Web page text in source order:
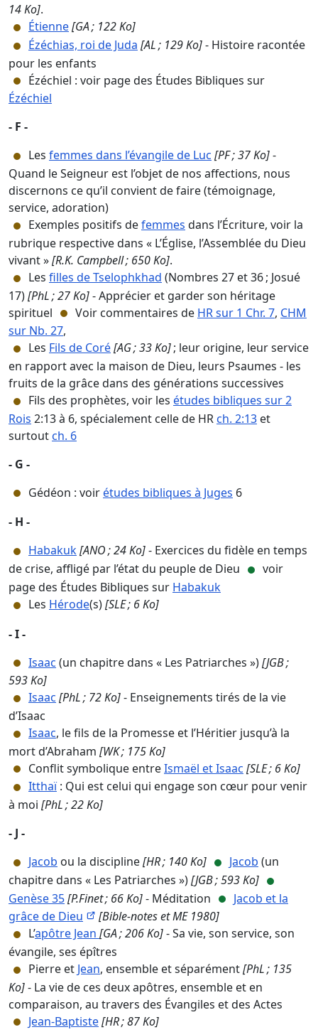
14 Ko].
Étienne[GA ; 122 Ko]
Ézéchias, roi de Juda [AL ; 129 Ko]- Histoire racontée
pour les enfants
Ézéchiel : voir page des Études Bibliques sur
Ézéchiel
- F -
Les femmes dans l’évangile de Luc [PF ; 37 Ko]-
Quand le Seigneur est l’objet de nos affections, nous
discernons ce qu’il convient de faire (témoignage,
service, adoration)
Exemples positifs defemmes dans l’Écriture, voir la
rubrique respective dans « L’Église, l’Assemblée du Dieu
vivant »[R.K. Campbell ; 650 Ko].
Les filles de Tselophkhad (Nombres 27 et 36 ; Josué
17)[PhL ; 27 Ko]- Apprécier et garder son héritage
spirituel
Voir commentaires de HR sur 1 Chr. 7, CHM
sur Nb. 27,
Les Fils de Coré[AG ; 33 Ko]; leur origine, leur service
en rapport avec la maison de Dieu, leurs Psaumes - les
fruits de la grâce dans des générations successives
Fils des prophètes, voir les études bibliques sur 2
Rois 2:13 à 6, spécialement celle de HRch. 2:13 et
surtoutch. 6
- G -
Gédéon : voirétudes bibliques à Juges 6
- H -
Habakuk[ANO ; 24 Ko]- Exercices du fidèle en temps
de crise, affligé par l’état du peuple de Dieu
voir
page des Études Bibliques sur Habakuk
Les Hérode(s)[SLE ; 6 Ko]
- I -
Isaac (un chapitre dans « Les Patriarches »)[JGB ;
593 Ko]
Isaac [PhL ; 72 Ko]- Enseignements tirés de la vie
d’Isaac
Isaac, le fils de la Promesse et l’Héritier jusqu’à la
mort d’Abraham [WK ; 175 Ko]
Conflit symbolique entreIsmaël et Isaac [SLE ; 6 Ko]
Itthaï: Qui est celui qui engage son cœur pour venir
à moi [PhL ; 22 Ko]
- J -
Jacob ou la discipline[HR ; 140 Ko] Jacob (un
chapitre dans « Les Patriarches »)[JGB ; 593 Ko]
Genèse 35[P.Finet ; 66 Ko]- Méditation
Jacob et la
grâce de Dieu
[Bible-notes et ME 1980]
L’apôtre Jean [GA ; 206 Ko]- Sa vie, son service, son
évangile, ses épîtres
Pierre et Jean, ensemble et séparément[PhL ; 135
Ko]- La vie de ces deux apôtres, ensemble et en
comparaison, au travers des Évangiles et des Actes
Jean-Baptiste[HR ; 87 Ko]